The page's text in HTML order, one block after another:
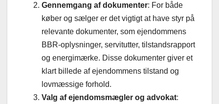
Gennemgang af dokumenter: For både
køber og sælger er det vigtigt at have styr på
relevante dokumenter, som ejendommens
BBR-oplysninger, servitutter, tilstandsrapport
og energimærke. Disse dokumenter giver et
klart billede af ejendommens tilstand og
lovmæssige forhold.
Valg af ejendomsmægler og advokat: